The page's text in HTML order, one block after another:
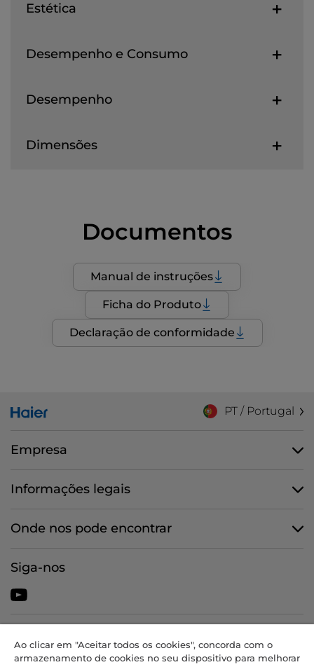
Estética
Desempenho e Consumo
Desempenho
Dimensões
Documentos
Manual de instruções
Ficha do Produto
Declaração de conformidade
PT / Portugal
Empresa
Informações legais
Onde nos pode encontrar
Siga-nos
Comolli, 57 - 20861 Brugherio (MB) - Itália - SEDES
ADMINISTRATIVAS: Via Privata Eden Fumagalli snc - 20861 Brugherio
Ao clicar em "Aceitar todos os cookies", concorda com o
armazenamento de cookies no seu dispositivo para melhorar